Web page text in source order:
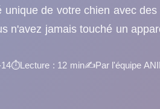
de votre chien avec
n'avez jamais touché un
⏱Lecture : 12 min✍️Par l'équipe